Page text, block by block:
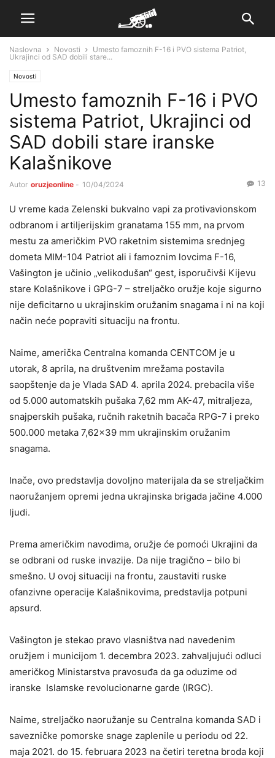
Naslovna Novosti
Umesto famoznih F-16 i PVO sistema Patriot,
Ukrajinci od SAD dobili stare...
Novosti
Umesto famoznih F-16 i PVO
sistema Patriot, Ukrajinci od
SAD dobili stare iranske
Kalašnikove
Autor oruzjeonline - 10/04/2024 13
U vreme kada Zelenski bukvalno vapi za protivavionskom
odbranom i artiljerijskim granatama 155 mm, na prvom
mestu za američkim PVO raketnim sistemima srednjeg
dometa MIM-104 Patriot ali i famoznim lovcima F-16,
Vašington je učinio „velikodušan“ gest, isporučivši Kijevu
stare Kolašnikove i GPG-7 – streljačko oružje koje sigurno
nije deficitarno u ukrajinskim oružanim snagama i ni na koji
način neće popraviti situaciju na frontu.
Naime, američka Centralna komanda CENTCOM je u
utorak, 8 aprila, na društvenim mrežama postavila
saopštenje da je Vlada SAD 4. aprila 2024. prebacila više
od 5.000 automatskih pušaka 7,62 mm AK-47, mitraljeza,
snajperskih pušaka, ručnih raketnih bacača RPG-7 i preko
500.000 metaka 7,62×39 mm ukrajinskim oružanim
snagama.
Inače, ovo predstavlja dovoljno materijala da se streljačkim
naoružanjem opremi jedna ukrajinska brigada jačine 4.000
ljudi.
Prema američkim navodima, oružje će pomoći Ukrajini da
se odbrani od ruske invazije. Da nije tragično – bilo bi
smešno. U ovoj situaciji na frontu, zaustaviti ruske
ofanzivne operacije Kalašnikovima, predstavlja potpuni
apsurd.
Vašington je stekao pravo vlasništva nad navedenim
oružjem i municijom 1. decembra 2023. zahvaljujući odluci
američkog Ministarstva pravosuđa da ga oduzime od
iranske Islamske revolucionarne garde (IRGC).
Naime, streljačko naoružanje su Centralna komanda SAD i
savezničke pomorske snage zaplenile u periodu od 22.
maja 2021. do 15. februara 2023 na četiri teretna broda koji